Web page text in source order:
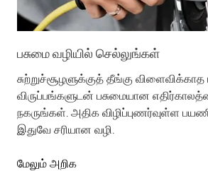
பசுமை வழியில் செல்லுங்கள்
சுற்றுச்சூழளுக்குத் தீங்கு
விருப்பங்களுடன் பசுமையான
நகருங்கள். அதிக விழிப்புணர்வுள்ள
இதுவே சரியான வழி.
மேலும் அறிக